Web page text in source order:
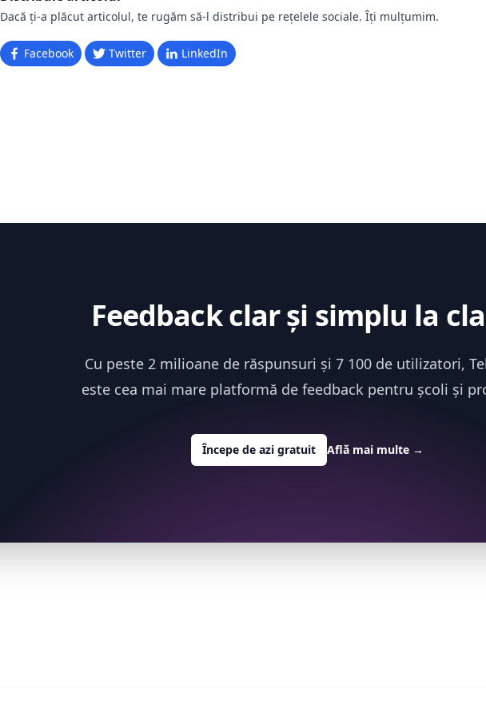
Dacă ți-a plăcut articolul, te rugăm să-l distribui pe rețelele sociale. Îți mulțumim.
Facebook Twitter LinkedIn
Feedback clar și simplu la
Cu peste 2 milioane de răspunsuri și 7 100 de utilizatori,
este cea mai mare platformă de feedback pentru școli și
Începe de azi gratuit Află mai multe →